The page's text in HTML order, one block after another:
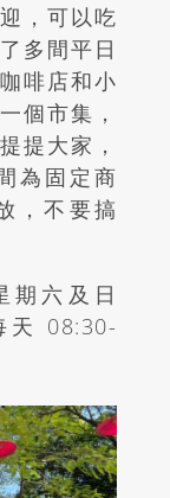
，可以吃
多間平日
啡店和小
個市集，
提大家，
為固定商
，不要搞
期六及日
天 08:30-